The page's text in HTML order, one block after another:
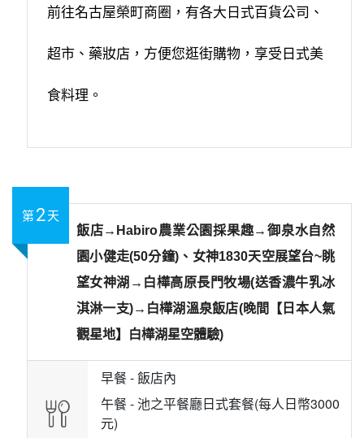
前往名古屋榮町商圈，有各大日式百貨公司、
超市、藥妝店，方便您逛街購物，享受日式美
食料理。
第2天
飯店→Habiro農業公園採果趣→御泉水自然
園小健走(50分鐘)、女神1830天空展望台~眺
望女神湖→白樺高原長門牧場(送香濃牛乳冰
淇淋一支)→白樺湖溫泉飯店(晚間【日本人氣
觀星地】白樺湖星空體驗)
早餐 -飯店內
午餐 - 池之平餐廳日式套餐(每人日幣3000
元)